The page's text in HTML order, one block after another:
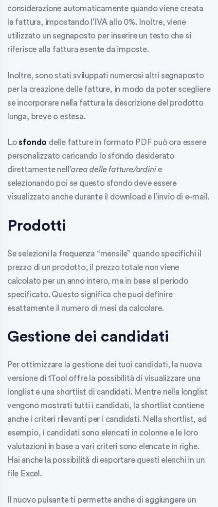
considerazione automaticamente quando viene creata
la fattura, impostando l’IVA allo 0%. Inoltre, viene
utilizzato un segnaposto per inserire un testo che si
riferisce alla fattura esente da imposte.
Inoltre, sono stati sviluppati numerosi altri segnaposto
per la creazione delle fatture, in modo da poter scegliere
se incorporare nella fattura la descrizione del prodotto
lunga, breve o estesa.
Lo sfondo delle fatture in formato PDF può ora essere
personalizzato caricando lo sfondo desiderato
direttamente nell’area delle fatture/ordinie
selezionando poi se questo sfondo deve essere
visualizzato anche durante il download e l’invio di e-mail.
Prodotti
Se selezioni la frequenza “mensile” quando specifichi il
prezzo di un prodotto, il prezzo totale non viene
calcolato per un anno intero, ma in base al periodo
specificato. Questo significa che puoi definire
esattamente il numero di mesi da calcolare.
Gestione dei candidati
Per ottimizzare la gestione dei tuoi candidati, la nuova
versione di 1Tool offre la possibilità di visualizzare una
longlist e una shortlist di candidati. Mentre nella longlist
vengono mostrati tutti i candidati, la shortlist contiene
anche i criteri rilevanti per i candidati. Nella shortlist, ad
esempio, i candidati sono elencati in colonne e le loro
valutazioni in base a vari criteri sono elencate in righe.
Hai anche la possibilità di esportare questi elenchi in un
file Excel.
Il nuovo pulsante ti permette anche di aggiungere un